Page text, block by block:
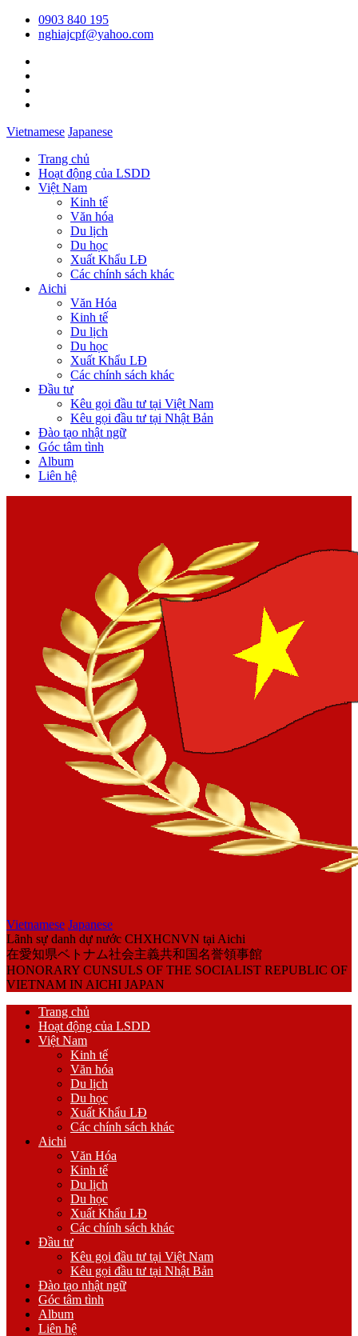
0903 840 195
nghiajcpf@yahoo.com
Vietnamese Japanese
Trang chủ
Hoạt động của LSDD
Việt Nam
Kinh tế
Văn hóa
Du lịch
Du học
Xuất Khẩu LĐ
Các chính sách khác
Aichi
Văn Hóa
Kinh tế
Du lịch
Du học
Xuất Khẩu LĐ
Các chính sách khác
Đầu tư
Kêu gọi đầu tư tại Việt Nam
Kêu gọi đầu tư tại Nhật Bản
Đào tạo nhật ngữ
Góc tâm tình
Album
Liên hệ
Vietnamese Japanese
Lãnh sự danh dự nước CHXHCNVN tại Aichi
在愛知県ベトナム社会主義共和国名誉領事館
HONORARY CUNSULS OF THE SOCIALIST REPUBLIC OF
VIETNAM IN AICHI JAPAN
Trang chủ
Hoạt động của LSDD
Việt Nam
Kinh tế
Văn hóa
Du lịch
Du học
Xuất Khẩu LĐ
Các chính sách khác
Aichi
Văn Hóa
Kinh tế
Du lịch
Du học
Xuất Khẩu LĐ
Các chính sách khác
Đầu tư
Kêu gọi đầu tư tại Việt Nam
Kêu gọi đầu tư tại Nhật Bản
Đào tạo nhật ngữ
Góc tâm tình
Album
Liên hệ